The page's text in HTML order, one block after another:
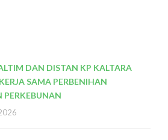
DAN DISTAN KP KALTARA
SAMA PERBENIHAN